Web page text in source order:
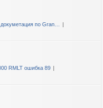
по Gran…
RMLT ошибка 89